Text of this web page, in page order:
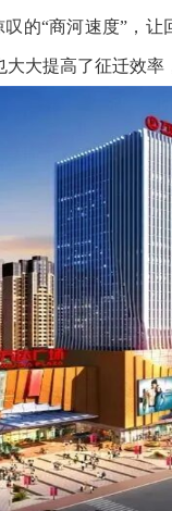
的“商河速度”，
大提高了征迁效率